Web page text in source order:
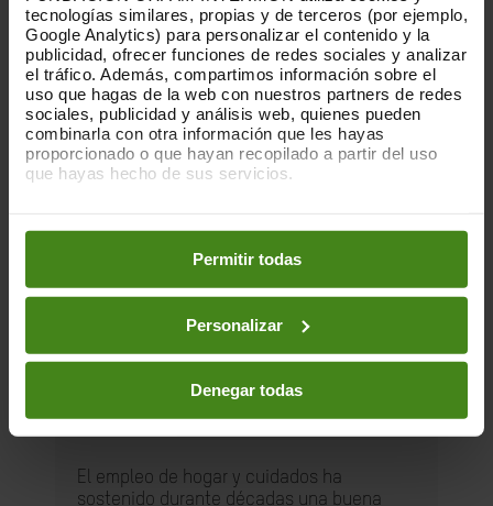
tecnologías similares, propias y de terceros (por ejemplo,
Google Analytics) para personalizar el contenido y la
publicidad, ofrecer funciones de redes sociales y analizar
el tráfico. Además, compartimos información sobre el
uso que hagas de la web con nuestros partners de redes
sociales, publicidad y análisis web, quienes pueden
combinarla con otra información que les hayas
proporcionado o que hayan recopilado a partir del uso
que hayas hecho de sus servicios.
preferencias accediendo a nuestraPolítica de Cookieso
en los botones facilitados a continuación:
Permitir todas
Personalizar
Denegar todas
Toda una vida cuidando. El derecho a
una jubilación digna para las
trabajadoras de hogar y cuidados.
El empleo de hogar y cuidados ha
sostenido durante décadas una buena